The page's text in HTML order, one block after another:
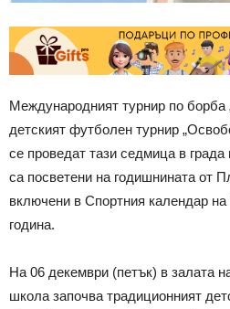
Международният турнир по борба
детският футболен турнир
се проведат тази седмица в
са посветени на годишнината от
включени в Спортния календар
година.
На 06 декември (петък) в залата
школа започва традиционният